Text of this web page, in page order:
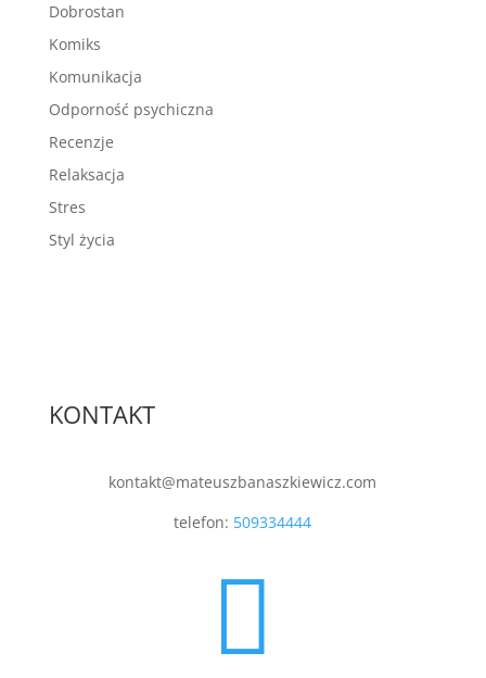
Dobrostan
Komiks
Komunikacja
Odporność psychiczna
Recenzje
Relaksacja
Stres
Styl życia
KONTAKT
kontakt@mateuszbanaszkiewicz.com
telefon: 509334444
